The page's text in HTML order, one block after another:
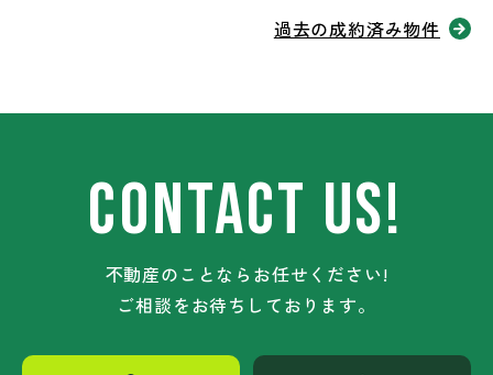
過去の成約済み物件
CONTACT US!
不動産のことならお任せください!
ご相談をお待ちしております。